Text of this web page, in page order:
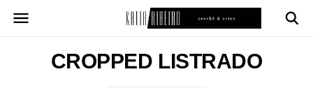
para
CROPPED LISTRADO